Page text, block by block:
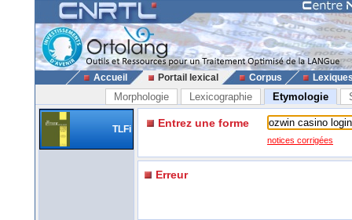
Accueil Portail lexical Corpus
Morphologie Lexicographie Etymologie
TLFi Entrez une forme
notices corrigées
Erreur